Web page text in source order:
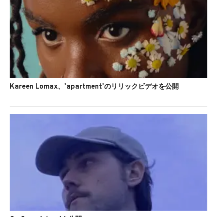
Kareen Lomax、'apartment'のリリックビデオを公開